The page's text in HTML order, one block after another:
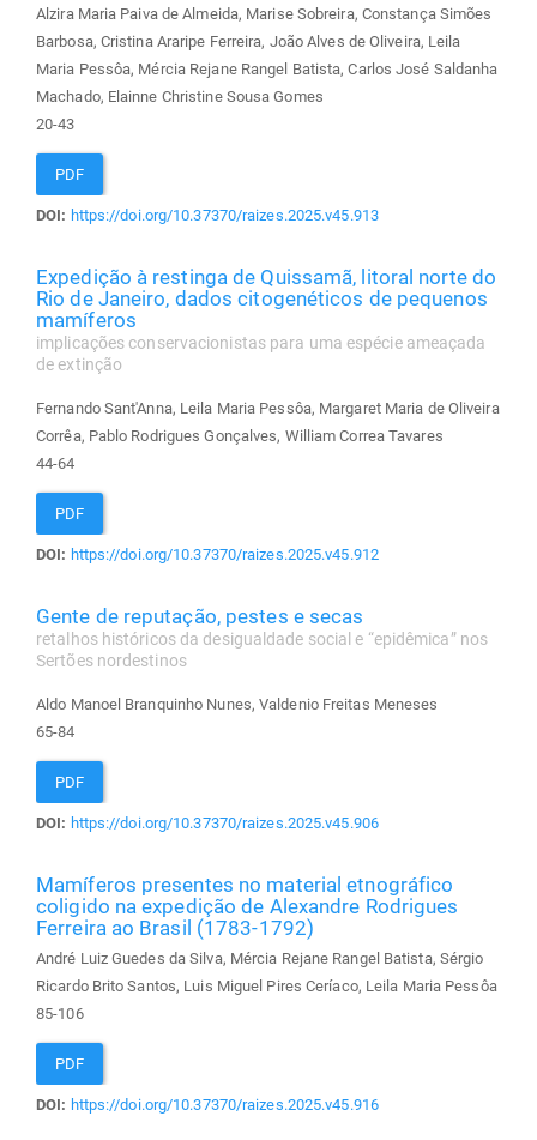
Alzira Maria Paiva de Almeida, Marise Sobreira, Constança Simões
Barbosa, Cristina Araripe Ferreira, João Alves de Oliveira, Leila
Maria Pessôa, Mércia Rejane Rangel Batista, Carlos José Saldanha
Machado, Elainne Christine Sousa Gomes
20-43
PDF
DOI: https://doi.org/10.37370/raizes.2025.v45.913
Expedição à restinga de Quissamã, litoral norte do
Rio de Janeiro, dados citogenéticos de pequenos
mamíferos
implicações conservacionistas para uma espécie ameaçada
de extinção
Fernando Sant'Anna, Leila Maria Pessôa, Margaret Maria de Oliveira
Corrêa, Pablo Rodrigues Gonçalves, William Correa Tavares
44-64
PDF
DOI: https://doi.org/10.37370/raizes.2025.v45.912
Gente de reputação, pestes e secas
retalhos históricos da desigualdade social e “epidêmica” nos
Sertões nordestinos
Aldo Manoel Branquinho Nunes, Valdenio Freitas Meneses
65-84
PDF
DOI: https://doi.org/10.37370/raizes.2025.v45.906
Mamíferos presentes no material etnográfico
coligido na expedição de Alexandre Rodrigues
Ferreira ao Brasil (1783-1792)
André Luiz Guedes da Silva, Mércia Rejane Rangel Batista, Sérgio
Ricardo Brito Santos, Luis Miguel Pires Ceríaco, Leila Maria Pessôa
85-106
PDF
DOI: https://doi.org/10.37370/raizes.2025.v45.916